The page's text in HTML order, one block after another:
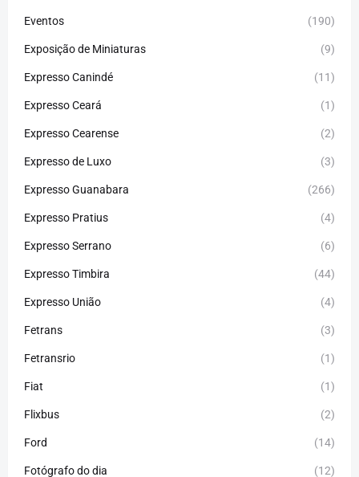
Eventos (190)
Exposição de Miniaturas (9)
Expresso Canindé (11)
Expresso Ceará (1)
Expresso Cearense (2)
Expresso de Luxo (3)
Expresso Guanabara (266)
Expresso Pratius (4)
Expresso Serrano (6)
Expresso Timbira (44)
Expresso União (4)
Fetrans (3)
Fetransrio (1)
Fiat (1)
Flixbus (2)
Ford (14)
Fotógrafo do dia (12)